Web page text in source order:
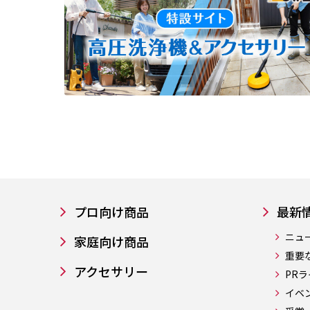
プロ向け商品
家庭向け商品
アクセサリー
最新
ニュ
重要
PR
イベ